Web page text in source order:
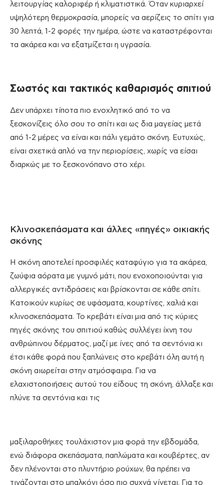
λειτουργίας καλοριφέρ ή κλιματιστικά. Όταν κυριαρχεί
υψηλότερη θερμοκρασία, μπορείς να αερίζεις το σπίτι για
30 λεπτά, 1-2 φορές την ημέρα, ώστε να καταστρέφονται
τα ακάρεα και να εξατμίζεται η υγρασία.
Σωστός και τακτικός καθαρισμός σπιτιού
Δεν υπάρχει τίποτα πιο ενοχλητικό από το να
ξεσκονίζεις όλο σου το σπίτι και ως δια μαγείας μετά
από 1-2 μέρες να είναι και πάλι γεμάτο σκόνη. Ευτυχώς,
είναι σχετικά απλό να την περιορίσεις, χωρίς να είσαι
διαρκώς με το ξεσκονόπανο στο χέρι.
Κλινοσκεπάσματα και άλλες «πηγές» οικιακής
σκόνης
Η σκόνη αποτελεί προσφιλές καταφύγιο για τα ακάρεα,
ζωύφια αόρατα με γυμνό μάτι, που ενοχοποιούνται για
αλλεργικές αντιδράσεις και βρίσκονται σε κάθε σπίτι.
Κατοικούν κυρίως σε υφάσματα, κουρτίνες, χαλιά και
κλινοσκεπάσματα. Το κρεβάτι είναι μια από τις κύριες
πηγές σκόνης του σπιτιού καθώς συλλέγει ίχνη του
ανθρώπινου δέρματος, μαζί με ίνες από τα σεντόνια κι
έτσι κάθε φορά που ξαπλώνεις στο κρεβάτι όλη αυτή η
σκόνη αιωρείται στην ατμόσφαιρα. Για να
ελαχιστοποιήσεις αυτού του είδους τη σκόνη, άλλαξε και
πλύνε τα σεντόνια και τις
μαξιλαροθήκες τουλάχιστον μια φορά την εβδομάδα,
ενώ διάφορα σκεπάσματα, παπλώματα και κουβέρτες, αν
δεν πλένονται στο πλυντήριο ρούχων, θα πρέπει να
τινάζονται στο μπαλκόνι όσο πιο συχνά γίνεται. Για το